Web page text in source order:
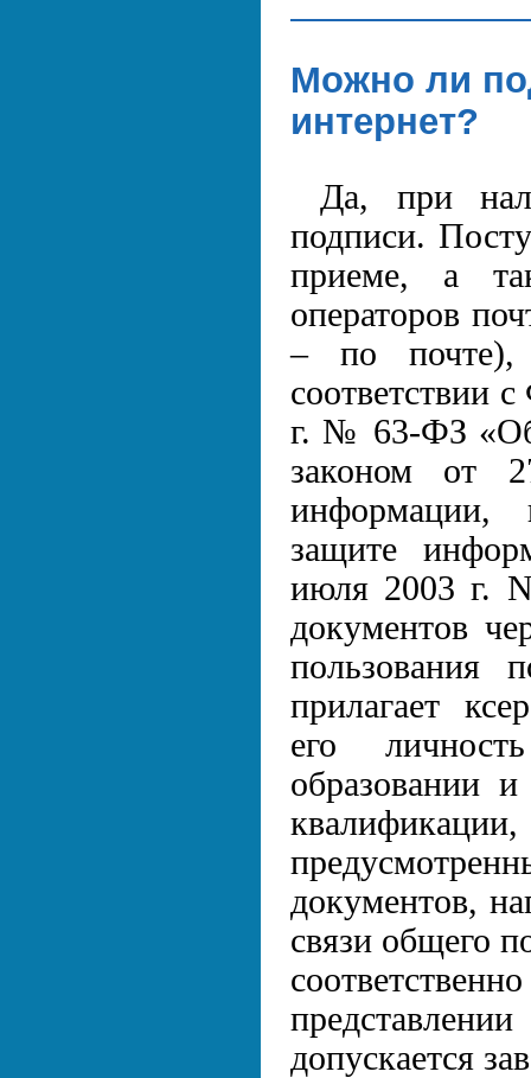
Можно ли
интернет?
Да, при
подписи.
приеме, а
операторов
– по
соответствии
г. № 63-ФЗ «Об
законом
информации,
защите
июля 2003 г.
документов
пользования
прилагает
его
образовании
документов,
связи общего
допускается